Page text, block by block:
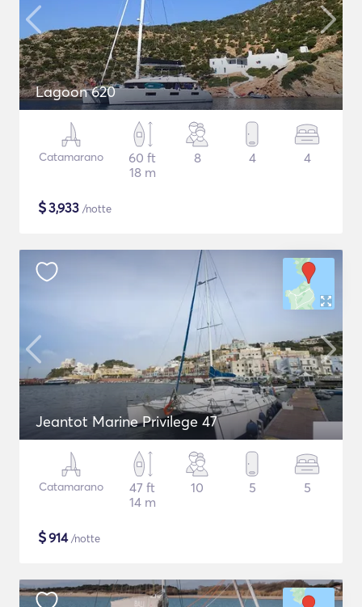
Lagoon 620
Catamarano
60 ft
18 m
8 4 4
$3,933 /notte
Jeantot Marine Privilege 47
Catamarano
47 ft
14 m
10 5 5
$914/notte